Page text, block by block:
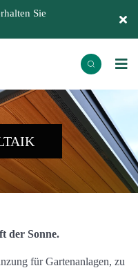
Sie
der Sonne.
für Gartenanlagen, zu